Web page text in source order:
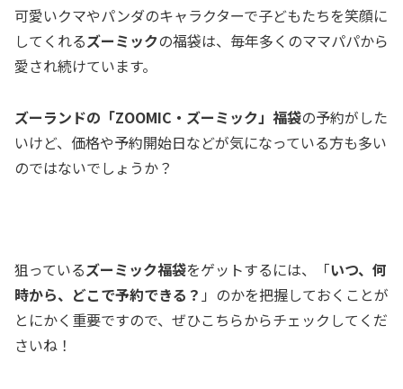
可愛いクマやパンダのキャラクターで子どもたちを笑顔に
してくれるズーミックの福袋は、毎年多くのママパパから
愛され続けています。
ズーランドの「ZOOMIC・ズーミック」福袋の予約がした
いけど、価格や予約開始日などが気になっている方も多い
のではないでしょうか？
狙っているズーミック福袋をゲットするには、「いつ、何
時から、どこで予約できる？ 」のかを把握しておくことが
とにかく重要ですので、ぜひこちらからチェックしてくだ
さいね！